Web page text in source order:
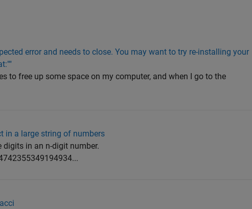
error and needs to close. You may want to try re-installing your
to free up some space on my computer, and when I go to the
in a large string of numbers
digits in an n-digit number.